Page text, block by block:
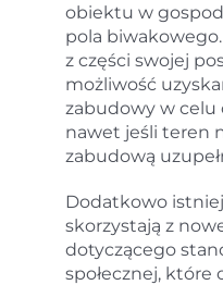
obiektu w
pola
z części swojej
możliwość
zabudowy w
nawet jeśli teren
zabudową
Dodatkowo
skorzystają z
dotyczącego
społecznej, które